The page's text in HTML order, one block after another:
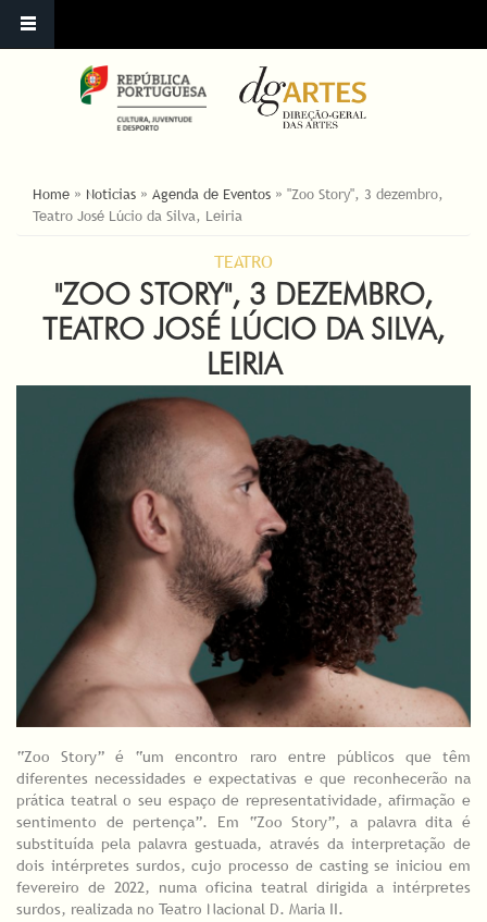
ESTÁ AQUI
Home » Noticias » Agenda de Eventos » "Zoo Story", 3 dezembro,
Teatro José Lúcio da Silva, Leiria
TEATRO
"ZOO STORY", 3 DEZEMBRO,
TEATRO JOSÉ LÚCIO DA SILVA,
LEIRIA
“Zoo Story” é “um encontro raro entre públicos que têm
diferentes necessidades e expectativas e que reconhecerão na
prática teatral o seu espaço de representatividade, afirmação e
sentimento de pertença”. Em “Zoo Story”, a palavra dita é
substituída pela palavra gestuada, através da interpretação de
dois intérpretes surdos, cujo processo de casting se iniciou em
fevereiro de 2022, numa oficina teatral dirigida a intérpretes
surdos, realizada no Teatro Nacional D. Maria II.